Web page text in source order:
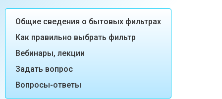
Общие сведения о бытовых фильтрах
Как правильно выбрать фильтр
Вебинары, лекции
Задать вопрос
Вопросы-ответы